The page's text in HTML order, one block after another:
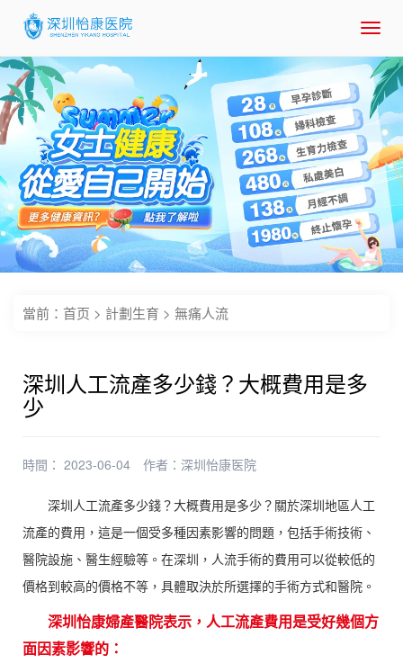
當前： 首页 > 計劃生育 > 無痛人流
深圳人工流產多少錢？大概費用是多
少
時間： 2023-06-04 作者： 深圳怡康医院
深圳人工流產多少錢？大概費用是多少？關於深圳地區人工
流產的費用，這是一個受多種因素影響的問題，包括手術技術、
醫院設施、醫生經驗等。在深圳，人流手術的費用可以從較低的
價格到較高的價格不等，具體取決於所選擇的手術方式和醫院。
深圳怡康婦產醫院表示，人工流產費用是受好幾個方
面因素影響的：